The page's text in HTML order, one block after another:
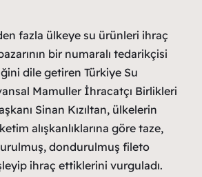
fazla ülkeye su ürünleri ihraç
bir numaralı tedarikçisi
dile getiren Türkiye Su
Mamuller İhracatçı Birlikleri
Sinan Kızıltan, ülkelerin
alışkanlıklarına göre taze,
dondurulmuş fileto
ihraç ettiklerini vurguladı.